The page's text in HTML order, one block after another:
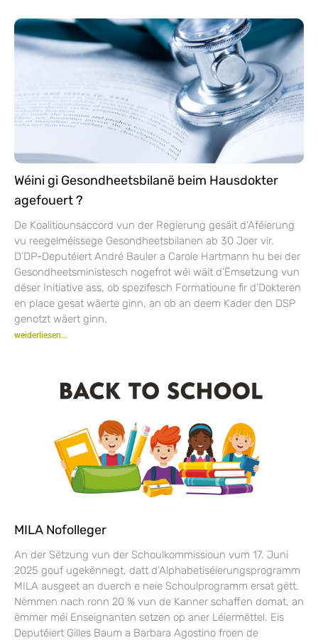
Wéini gi Gesondheetsbilanë beim Hausdokter
agefouert ?
De Koalitiounsaccord vun der Regierung gesäit d’Aféierung
vu reegelméissege Gesondheetsbilanen ab 30 Joer vir.
D’DP-Deputéiert André Bauler a Carole Hartmann hu bei der
Gesondheetsministesch nogefrot wéi wäit d’Ëmsetzung vun
dëser Initiative ass, ob spezifesch Formatioune fir d’Dokteren
en place gesat wäerte ginn, an ob an deem Kader den DSP
genotzt wäert ginn.
weiderliesen...
MILA Nofolleger
An der Sëtzung vun der Schoulkommissioun vum 17. Juni
2025 gouf ugekënnegt, datt d’Alphabetiséierungsprogramm
MILA ausgeet an duerch e neie Schoulprogramm ersat gëtt.
Nëmmen nach ronn 20 % vun de Kanner schaffen domat, an
ëmmer méi Enseignanten setzen op aner Léiermëttel. Eis
Deputéiert Gilles Baum a Barbara Agostino froen de